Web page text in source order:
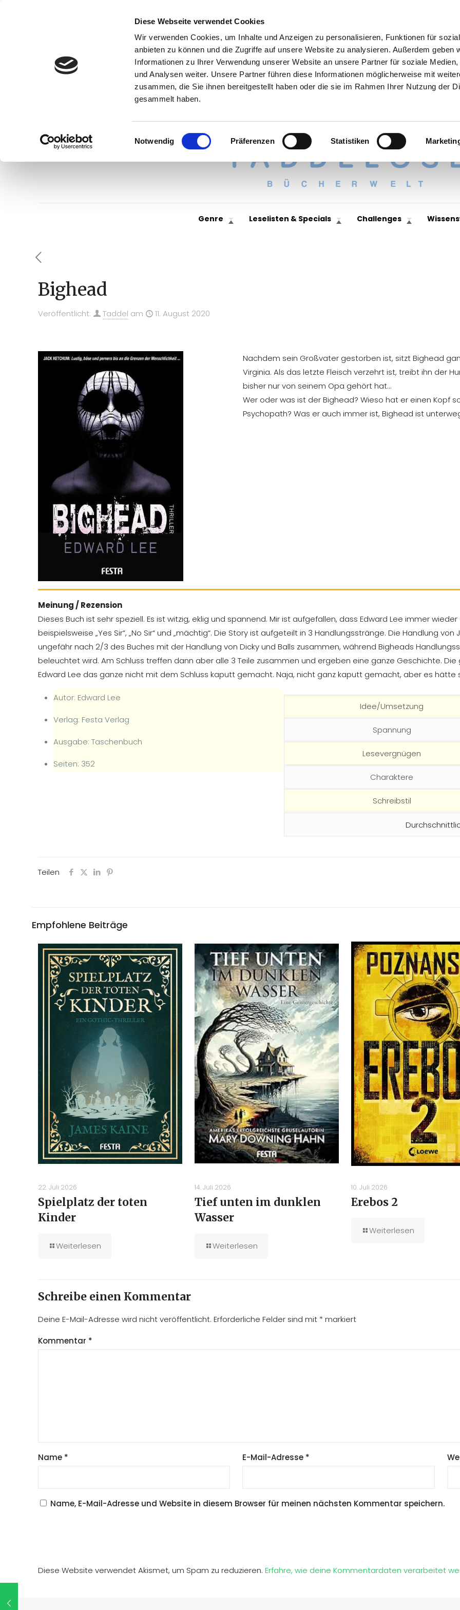
Diese Webseite verwendet Cookies
Wir verwenden Cookies, um Inhalte und Anzeigen zu personalisieren, Funktionen für
anbieten zu können und die Zugriffe auf unsere Website zu analysieren. Außerdem geben
Informationen zu Ihrer Verwendung unserer Website an unsere Partner für soziale Medien,
und Analysen weiter. Unsere Partner führen diese Informationen möglicherweise mit
zusammen, die Sie ihnen bereitgestellt haben oder die sie im Rahmen Ihrer Nutzung der
gesammelt haben.
Einwilligungsauswahl
Notwendig Präferenzen Statistiken
Genre Leselisten & Specials Challenges
Bighead
Veröffentlicht: Taddel am 11. August 2020
Nachdem sein Großvater gestorben ist, sitzt Bighead
Virginia. Als das letzte Fleisch verzehrt ist, treibt ihn der
bisher nur von seinem Opa gehört hat…
Wer oder was ist der Bighead? Wieso hat er einen Kopf
Psychopath? Was er auch immer ist, Bighead ist
Meinung / Rezension
Dieses Buch ist sehr speziell. Es ist witzig, eklig und spannend. Mir ist aufgefallen, dass Edward Lee immer
beispielsweise „Yes Sir“, „No Sir“ und „mächtig“. Die Story ist aufgeteilt in 3 Handlungsstränge. Die Handlung
ungefähr nach 2/3 des Buches mit der Handlung von Dicky und Balls zusammen, während Bigheads
beleuchtet wird. Am Schluss treffen dann aber alle 3 Teile zusammen und ergeben eine ganze Geschichte.
Edward Lee das ganze nicht mit dem Schluss kaputt gemacht. Naja, nicht ganz kaputt gemacht, aber es hätte
Autor: Edward Lee
Verlag: Festa Verlag
Ausgabe: Taschenbuch
Seiten: 352
Idee/Umsetzung
Spannung
Lesevergnügen
Charaktere
Schreibstil
Teilen
Empfohlene Beiträge
22. Juli 2026
Spielplatz der toten
Kinder
Weiterlesen
14. Juli 2026
Tief unten im dunklen
Wasser
Weiterlesen
10. Juli 2026
Erebos 2
Weiterlesen
Schreibe einen Kommentar
Deine E-Mail-Adresse wird nicht veröffentlicht. Erforderliche Felder sind mit * markiert
Kommentar *
Name * E-Mail-Adresse *
Name, E-Mail-Adresse und Website in diesem Browser für meinen nächsten Kommentar speichern.
Diese Website verwendet Akismet, um Spam zu reduzieren. Erfahre, wie deine Kommentardaten verarbeitet